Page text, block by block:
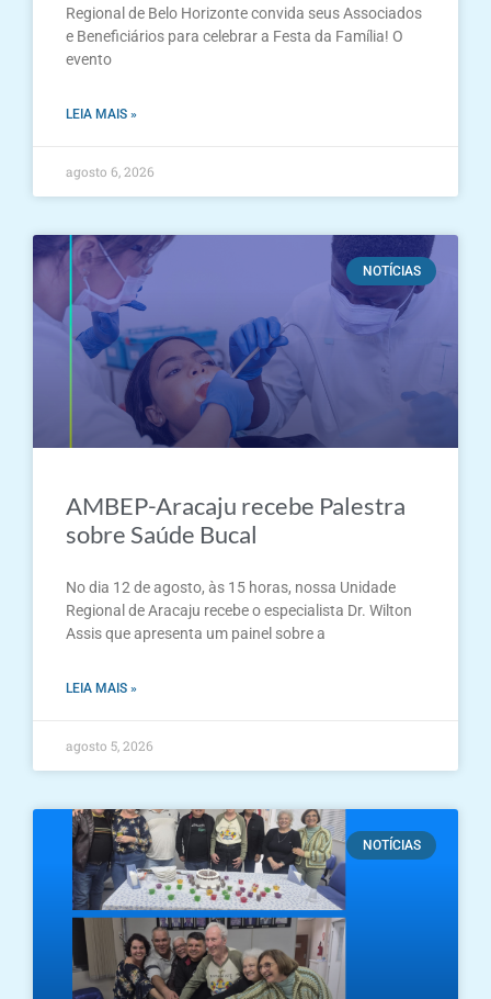
Regional de Belo Horizonte convida seus Associados
e Beneficiários para celebrar a Festa da Família! O
evento
LEIA MAIS »
agosto 6, 2026
NOTÍCIAS
AMBEP-Aracaju recebe Palestra
sobre Saúde Bucal
No dia 12 de agosto, às 15 horas, nossa Unidade
Regional de Aracaju recebe o especialista Dr. Wilton
Assis que apresenta um painel sobre a
LEIA MAIS »
agosto 5, 2026
NOTÍCIAS